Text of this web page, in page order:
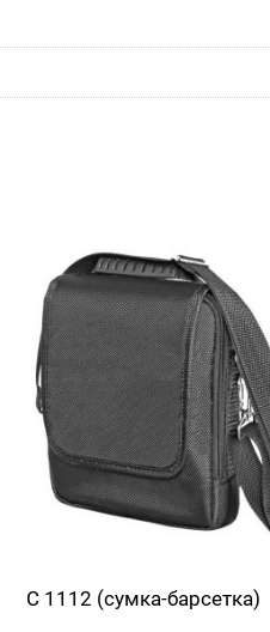
С 1112 (сумка-барсетка)